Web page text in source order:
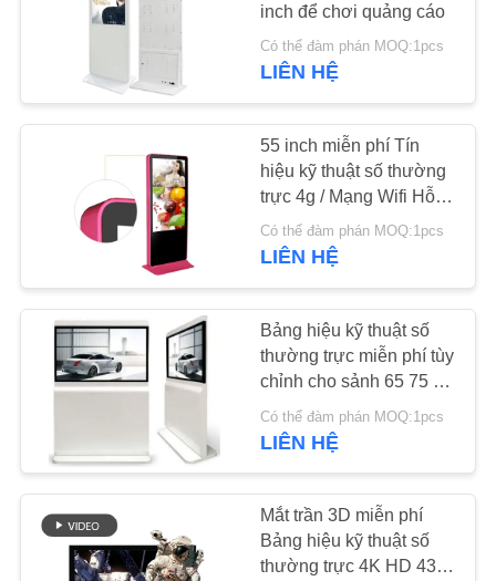
THAM
QUAN
SOÁT
CHẤT
LƯỢNG
HỆ
CHÚNG
TÔI
inch để chơi quảng cáo
Có thể đàm phán MOQ:1pcs
LIÊN HỆ
55 inch miễn phí Tín
hiệu kỹ thuật số thường
trực 4g / Mạng Wifi Hỗ
trợ Màu tùy chọn
Có thể đàm phán MOQ:1pcs
LIÊN HỆ
Bảng hiệu kỹ thuật số
thường trực miễn phí tùy
chỉnh cho sảnh 65 75 84
Inch Chống bụi
Có thể đàm phán MOQ:1pcs
LIÊN HỆ
Mắt trần 3D miễn phí
Bảng hiệu kỹ thuật số
thường trực 4K HD 43